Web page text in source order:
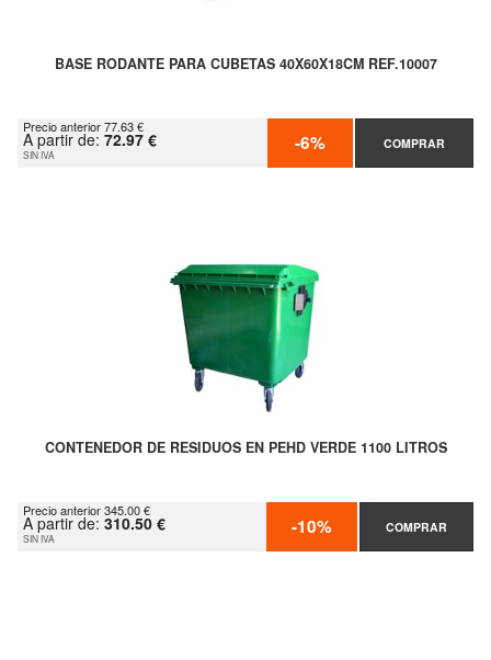
BASE RODANTE PARA CUBETAS 40X60X18CM REF.10007
Precio anterior 77.63 €
A partir de: 72.97 €
SIN IVA -6% COMPRAR
CONTENEDOR DE RESIDUOS EN PEHD VERDE 1100 LITROS
Precio anterior 345.00 €
A partir de: 310.50 €
SIN IVA -10% COMPRAR